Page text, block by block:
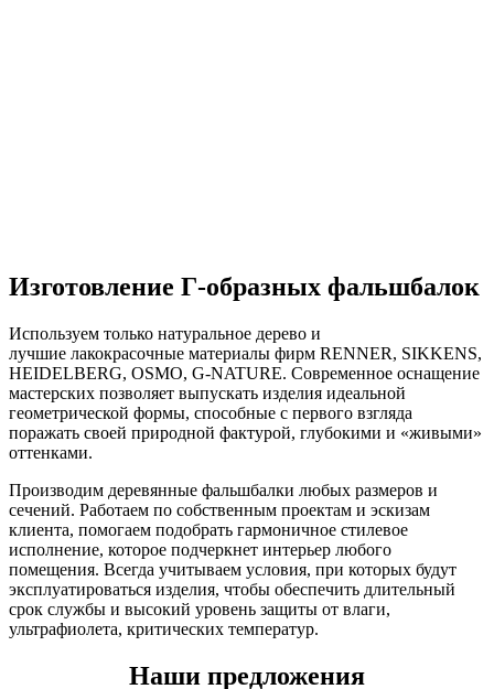
Изготовление Г-образных фальшбалок
Используем только натуральное дерево и
лучшие лакокрасочные материалы фирм RENNER, SIKKENS,
HEIDELBERG, OSMO, G-NATURE. Современное оснащение
мастерских позволяет выпускать изделия идеальной
геометрической формы, способные с первого взгляда
поражать своей природной фактурой, глубокими и «живыми»
оттенками.
Производим деревянные фальшбалки любых размеров и
сечений. Работаем по собственным проектам и эскизам
клиента, помогаем подобрать гармоничное стилевое
исполнение, которое подчеркнет интерьер любого
помещения. Всегда учитываем условия, при которых будут
эксплуатироваться изделия, чтобы обеспечить длительный
срок службы и высокий уровень защиты от влаги,
ультрафиолета, критических температур.
Наши предложения